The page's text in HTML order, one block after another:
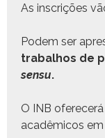
As inscrições
Podem ser
tra­bal­hos de
sen­su.
O INB
acadêmi­cos em